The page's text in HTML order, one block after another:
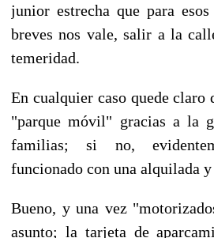
junior estrecha que para
breves nos vale, salir a la
temeridad.
En cualquier caso quede claro
"parque móvil" gracias a la
familias; si no,
funcionado con una alquilada y
Bueno, y una vez
asunto; la tarjeta de